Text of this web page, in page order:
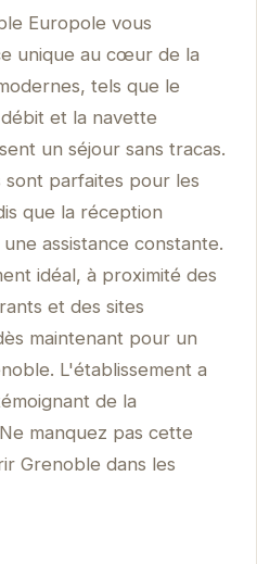
Europole vous
unique au cœur de la
tels que le
et la navette
un séjour sans tracas.
sont parfaites pour les
que la réception
assistance constante.
idéal, à proximité des
et des sites
maintenant pour un
L'établissement a
de la
manquez pas cette
Grenoble dans les